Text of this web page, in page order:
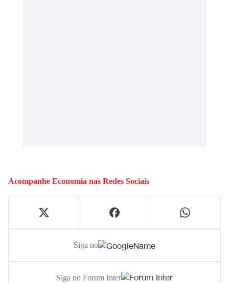
Acompanhe Economia nas Redes Sociais
Siga no
Siga no Forum Inter